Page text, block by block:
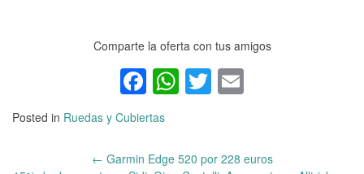
Comparte la oferta con tus amigos
Facebook
WhatsApp
Twitter
Posted in Ruedas y Cubiertas
← Garmin Edge 520 por 228 euros